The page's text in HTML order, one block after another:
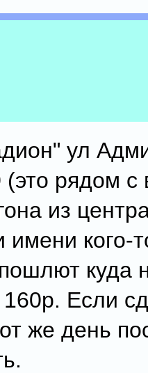
ул
рядом с
из
имени кого-
куда
Если
же день